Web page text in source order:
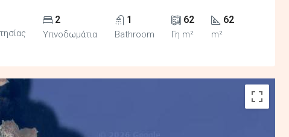
2
Υπνοδωμάτια
1
Bathroom
62
Γη m²
62
m²